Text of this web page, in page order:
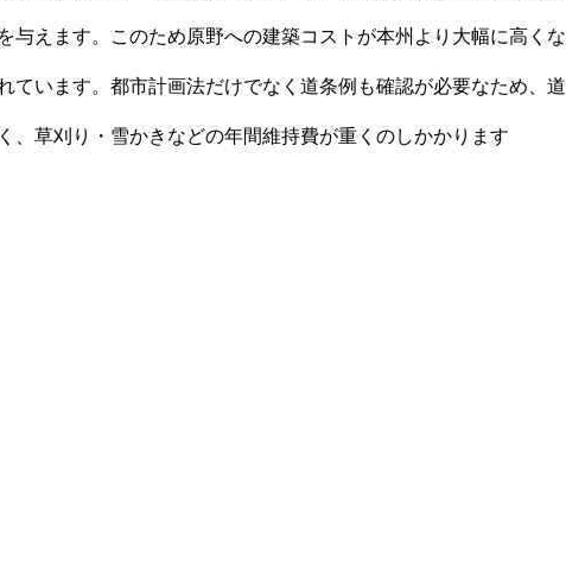
与えます。このため原野への建築コストが本州より大幅に高くな
ています。都市計画法だけでなく道条例も確認が必要なため、道
、草刈り・雪かきなどの年間維持費が重くのしかかります